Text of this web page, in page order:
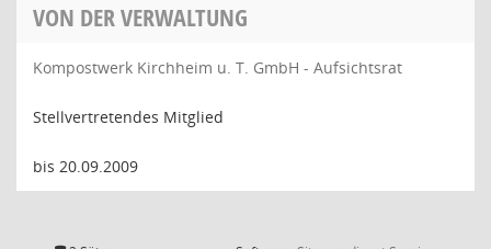
VON DER VERWALTUNG
Kompostwerk Kirchheim u. T. GmbH - Aufsichtsrat
Stellvertretendes Mitglied
bis 20.09.2009